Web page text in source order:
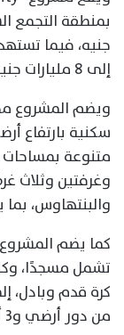
جنيه، فيما
إلى 8 مليارات جنيه.
متنوعة
وغرفتين وثلاث
والبنتهاوس،
كما يضم
كرة قدم وبادل،
من دور أرضي و3 أدوار متكررة.